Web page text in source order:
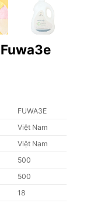
FUWA3E
Việt Nam
Việt Nam
500
500
18